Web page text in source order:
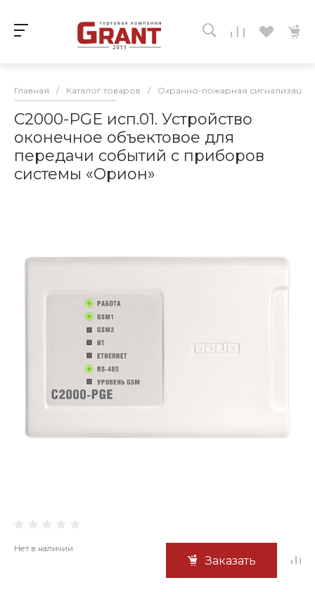
Главная / Каталог товаров / Охранно-пожарная сигнализация
С2000-PGE исп.01. Устройство
оконечное объектовое для
передачи событий с приборов
системы «Орион»
Нет в наличии
Заказать